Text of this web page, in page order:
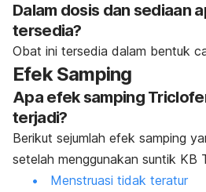
Dalam dosis dan sediaan
tersedia?
Obat ini tersedia dalam bentuk
Efek Samping
Apa efek samping
terjadi?
Berikut sejumlah efek samping
setelah menggunakan suntik KB
Menstruasi tidak teratur